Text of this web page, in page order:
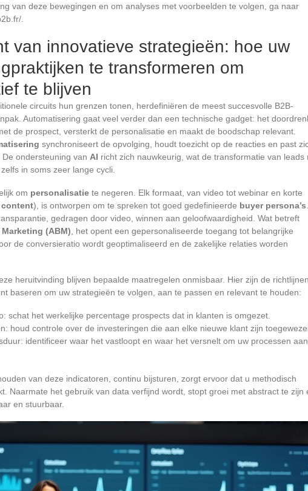
van deze bewegingen en om analyses met voorbeelden te volgen, ga naar
.
van innovatieve strategieën: hoe uw
te transformeren om
te blijven
circuits hun grenzen tonen, herdefiniëren de meest succesvolle B2B-
Automatisering gaat veel verder dan een technische gadget: het
de prospect, versterkt de personalisatie en maakt de boodschap relevant.
synchroniseert de opvolging, houdt toezicht op de reacties en past
ondersteuning van AI richt zich nauwkeurig, wat de transformatie van leads
in soms zeer lange cycli.
om personalisatie te negeren. Elk formaat, van video tot webinar en korte
), is ontworpen om te spreken tot goed gedefinieerde buyer persona’s
gedragen door video, winnen aan geloofwaardigheid. Wat betreft
(ABM) , het opent een gepersonaliseerde toegang tot belangrijke
de conversieratio wordt geoptimaliseerd en de zakelijke relaties worden
heruitvinding blijven bepaalde maatregelen onmisbaar. Hier zijn de richtlijnen
baseren om uw strategieën te volgen, aan te passen en relevant te houden:
schat het werkelijke percentage prospects dat in klanten is omgezet.
houd controle over de investeringen die aan elke nieuwe klant zijn
identificeer waar het vastloopt en waar het versnelt om uw processen
van deze indicatoren, continu bijsturen, zorgt ervoor dat u methodisch
Naarmate het gebruik van data verfijnd wordt, stopt groei met abstract te zijn
en stuurbaar.